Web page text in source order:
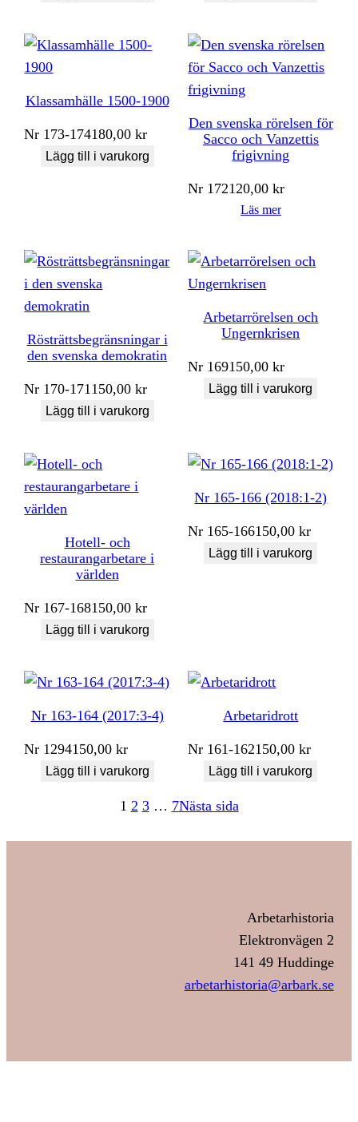
Klassamhälle 1500-1900
Nr 173-174180,00kr
Lägg till i varukorg
Den svenska rörelsen för
Sacco och Vanzettis
frigivning
Nr 172120,00kr
Läs mer
Rösträttsbegränsningar i
den svenska demokratin
Nr 170-171150,00kr
Lägg till i varukorg
Arbetarrörelsen och
Ungernkrisen
Nr 169150,00kr
Lägg till i varukorg
Hotell- och
restaurangarbetare i
världen
Nr 167-168150,00kr
Lägg till i varukorg
Nr 165-166 (2018:1-2)
Nr 165-166150,00kr
Lägg till i varukorg
Nr 163-164 (2017:3-4)
Nr 1294150,00kr
Lägg till i varukorg
Arbetaridrott
Nr 161-162150,00kr
Lägg till i varukorg
1 2 3 … 7Nästa sida
Arbetarhistoria
Elektronvägen 2
141 49 Huddinge
arbetarhistoria@arbark.se